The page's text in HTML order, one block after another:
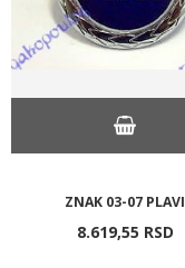
ZNAK 03-07 PLAVI
8.619,55 RSD